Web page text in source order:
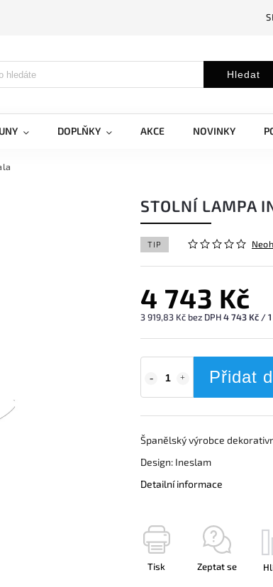
Hledat
DOPLŇKY AKCE NOVINKY
STOLNÍ LAMPA
TIP
4 743 Kč
3 919,83 Kč bez DPH4 743 Kč /
Přidat
Španělský výrobce
Design: Ineslam
Detailní informace
Tisk Zeptat se